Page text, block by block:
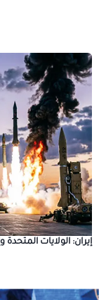
إيران: الولايات